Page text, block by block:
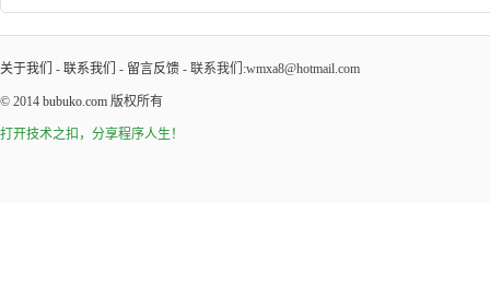
关于我们 - 联系我们 - 留言反馈 - 联系我们:wmxa8@hotmail.com
© 2014 bubuko.com 版权所有
打开技术之扣，分享程序人生！